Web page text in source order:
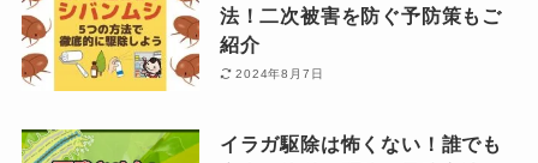
法！二次被害を防ぐ予防策もご
紹介
2024年8月7日
イラガ駆除は怖くない！誰でも